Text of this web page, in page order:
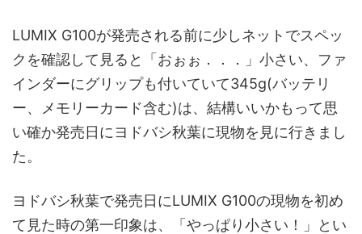
LUMIX G100が発売される前に少しネットでスペッ
クを確認して見ると「おぉぉ．．．」小さい、ファ
インダーにグリップも付いていて345g(バッテリ
ー、メモリーカード含む)は、結構いいかもって思
い確か発売日にヨドバシ秋葉に現物を見に行きまし
た。
ヨドバシ秋葉で発売日にLUMIX G100の現物を初め
て見た時の第一印象は、「やっぱり小さい！」とい